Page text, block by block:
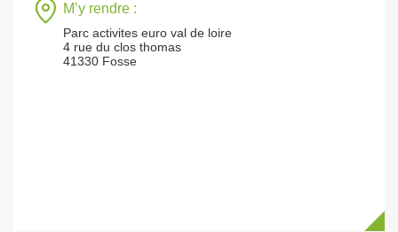
M’y rendre :
Parc activites euro val de loire
4 rue du clos thomas
41330 Fosse